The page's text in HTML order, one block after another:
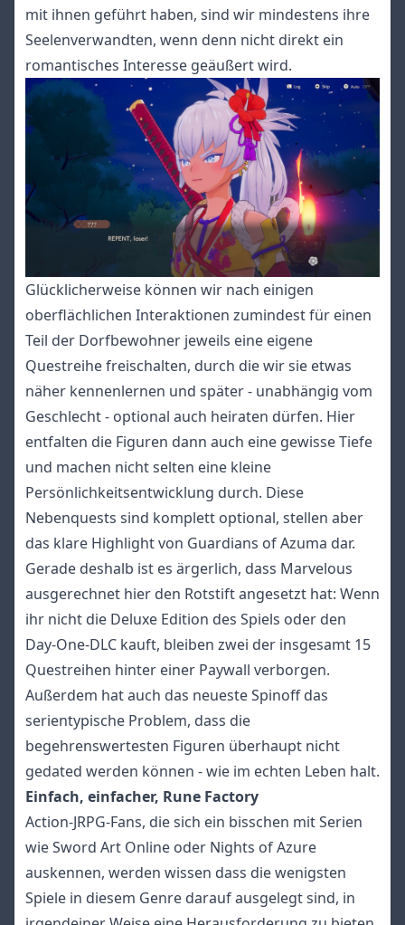
mit ihnen geführt haben, sind wir mindestens ihre
Seelenverwandten, wenn denn nicht direkt ein
romantisches Interesse geäußert wird.
Glücklicherweise können wir nach einigen
oberflächlichen Interaktionen zumindest für einen
Teil der Dorfbewohner jeweils eine eigene
Questreihe freischalten, durch die wir sie etwas
näher kennenlernen und später - unabhängig vom
Geschlecht - optional auch heiraten dürfen. Hier
entfalten die Figuren dann auch eine gewisse Tiefe
und machen nicht selten eine kleine
Persönlichkeitsentwicklung durch. Diese
Nebenquests sind komplett optional, stellen aber
das klare Highlight von Guardians of Azuma dar.
Gerade deshalb ist es ärgerlich, dass Marvelous
ausgerechnet hier den Rotstift angesetzt hat: Wenn
ihr nicht die Deluxe Edition des Spiels oder den
Day-One-DLC kauft, bleiben zwei der insgesamt 15
Questreihen hinter einer Paywall verborgen.
Außerdem hat auch das neueste Spinoff das
serientypische Problem, dass die
begehrenswertesten Figuren überhaupt nicht
gedated werden können - wie im echten Leben halt.
Einfach, einfacher, Rune Factory
Action-JRPG-Fans, die sich ein bisschen mit Serien
wie Sword Art Online oder Nights of Azure
auskennen, werden wissen dass die wenigsten
Spiele in diesem Genre darauf ausgelegt sind, in